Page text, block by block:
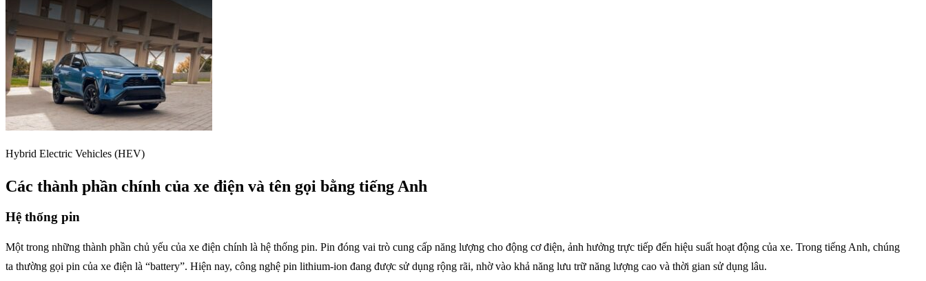
Hybrid Electric Vehicles (HEV)
Các thành phần chính của xe điện và tên gọi bằng tiếng Anh
Hệ thống pin
Một trong những thành phần chủ yếu của xe điện chính là hệ thống pin. Pin đóng vai trò cung cấp năng lượng cho động cơ điện, ảnh hưởng trực tiếp đến hiệu suất hoạt động của xe. Trong tiếng Anh, chúng
ta thường gọi pin của xe điện là “battery”. Hiện nay, công nghệ pin lithium-ion đang được sử dụng rộng rãi, nhờ vào khả năng lưu trữ năng lượng cao và thời gian sử dụng lâu.